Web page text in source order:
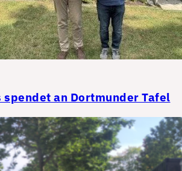
spendet an Dortmunder Tafel